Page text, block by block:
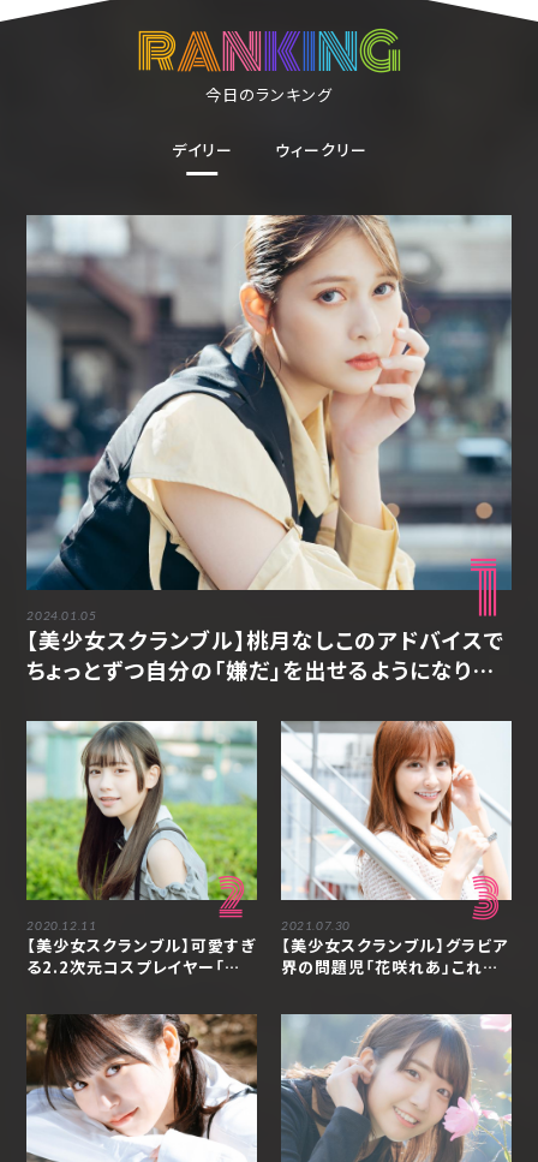
RANKING
今日のランキング
デイリー ウィークリー
1
2024.01.05
【美少女スクランブル】桃月なしこのアドバイスで
ちょっとずつ自分の「嫌だ」を出せるようになりま
2
2020.12.11
【美少女スクランブル】可愛すぎ
る2.2次元コスプレイヤー「あ
3
2021.07.30
【美少女スクランブル】グラビア
界の問題児「花咲れあ」これか